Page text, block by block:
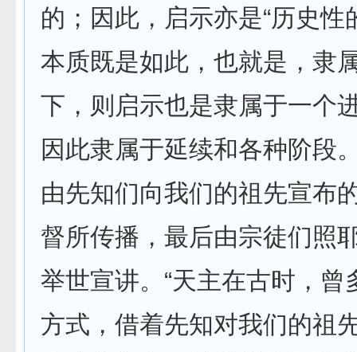
的；因此，启示亦是“历史性
本质既是如此，也就是，隶
下，则启示也是隶属于一个
因此隶属于延续和各种阶段
由先知们向我们的祖先宣布
督所传播，最后由宗徒们照
举世宣讲。“天主在古时，曾
方式，借着先知对我们的祖